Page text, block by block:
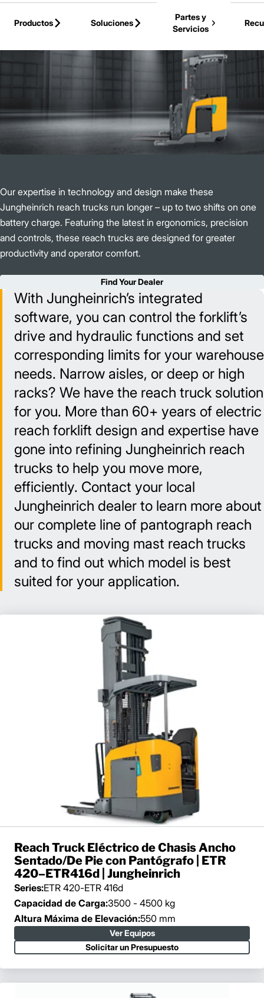
Productos
Soluciones
Partes y
Servicios
Our expertise in technology and design make these
Jungheinrich reach trucks run longer – up to two shifts on one
battery charge. Featuring the latest in ergonomics, precision
and controls, these reach trucks are designed for greater
productivity and operator comfort.
Find Your Dealer
With Jungheinrich’s integrated
software, you can control the forklift’s
drive and hydraulic functions and set
corresponding limits for your warehouse
needs. Narrow aisles, or deep or high
racks? We have the reach truck solution
for you. More than 60+ years of electric
reach forklift design and expertise have
gone into refining Jungheinrich reach
trucks to help you move more,
efficiently. Contact your local
Jungheinrich dealer to learn more about
our complete line of pantograph reach
trucks and moving mast reach trucks
and to find out which model is best
suited for your application.
Reach Truck Eléctrico de Chasis Ancho
Sentado/De Pie con Pantógrafo | ETR
420–ETR416d | Jungheinrich
Series:ETR 420-ETR 416d
Capacidad de Carga:3500 - 4500 kg
Altura Máxima de Elevación:550 mm
Ver Equipos
Solicitar un Presupuesto